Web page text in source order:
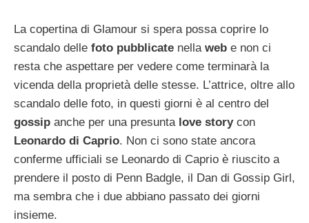
La copertina di Glamour si spera possa coprire lo
scandalo delle foto pubblicate nella web e non ci
resta che aspettare per vedere come terminarà la
vicenda della proprietà delle stesse. L’attrice, oltre allo
scandalo delle foto, in questi giorni è al centro del
gossip anche per una presunta love storycon
Leonardo di Caprio. Non ci sono state ancora
conferme ufficiali se Leonardo di Caprio è riuscito a
prendere il posto di Penn Badgle, il Dan di Gossip Girl,
ma sembra che i due abbiano passato dei giorni
insieme.